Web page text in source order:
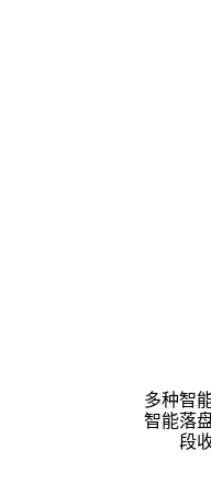
多种智
智能落
段